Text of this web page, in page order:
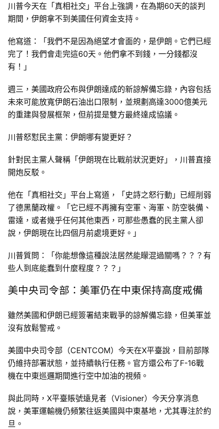
川普今天在「真相社交」平台上強調，在為期60天的談判
期間，伊朗拿不到美國任何資金支持。
他寫道：「我們不是因為絕望才會面的，是伊朗。它們已經
完了！我們會走完這60天。他們拿不到錢，一分錢都沒
有！」
週三，美國政府公布與伊朗達成的新諒解備忘錄，內容包括
未來可能放寬伊朗石油出口限制，並規劃高達3000億美元
的重建與發展框架，但前提是雙方最終達成協議。
川普怒懟民主黨：伊朗哪有變更好？
針對民主黨人聲稱「伊朗現在比戰前狀況更好」，川普直接
開炮反駁。
他在「真相社交」平台上寫道，「史詩之怒行動」已經削弱
了德黑蘭政權。「它已經不再擁有空軍、海軍、防空裝備、
雷達，或者幾乎任何其他東西，可那些愚蠢的民主黨人卻
說，伊朗現在比四個月前處境更好。」
川普質問：「你能想像這種說法居然能矇混過關嗎？？？有
些人到底能蠢到什麼程度？？？」
美中央司令部：美軍仍在中東保持高度戒備
雖然美國和伊朗已經簽署結束戰爭的諒解備忘錄，但美軍並
沒有放鬆警戒。
美國中央司令部（CENTCOM）今天在X平臺說，目前部隊
仍維持部署狀態，並持續執行任務。官方還公布了F-16戰
機在中東巡邏期間進行空中加油的視頻。
與此同時，X平臺賬號遠見者（Visioner）今天分享消息
說，美軍運輸機仍頻繁往返美國與中東基地，尤其專注於約
旦。